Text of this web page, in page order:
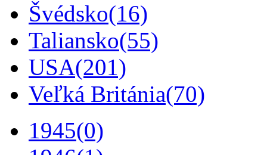
Švédsko(16)
Taliansko(55)
USA(201)
Veľká Británia(70)
1945(0)